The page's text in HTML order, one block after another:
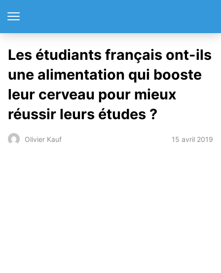
Les étudiants français ont-ils
une alimentation qui booste
leur cerveau pour mieux
réussir leurs études ?
Olivier Kauf 15 avril 2019